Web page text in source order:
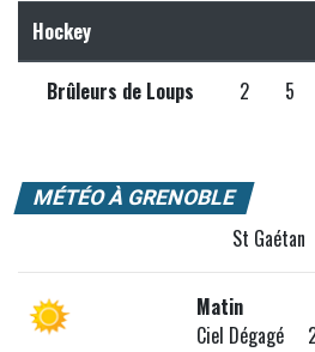
Hockey
Brûleurs de Loups 2 5
MÉTÉO À GRENOBLE
St Gaétan
Matin
Ciel Dégagé